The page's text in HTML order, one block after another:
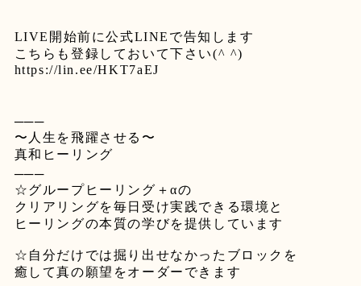
LIVE 開始前に公式LINE で告知します
こちらも登録しておいて下さい(^ ^)
https://lin.ee/HKT7aEJ
───
〜人生を飛躍させる〜
真和ヒーリング
───
☆グループヒーリング＋αの
クリアリングを毎日受け実践できる環境と
ヒーリングの本質の学びを提供しています
☆ 自分だけでは掘り出せなかったブロックを
癒して真の願望をオーダーできます